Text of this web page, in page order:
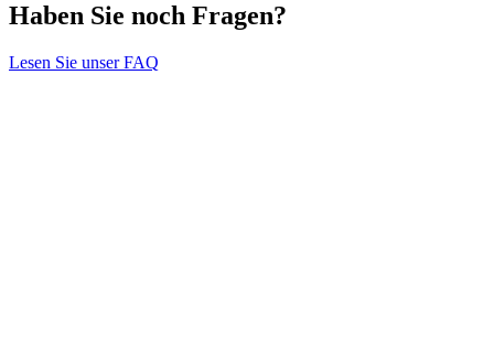
Haben Sie noch Fragen?
Lesen Sie unser FAQ